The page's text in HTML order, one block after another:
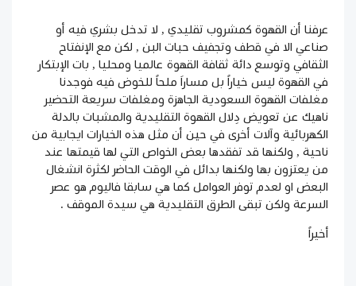
عرفنا أن القهوة كمشروب تقليدي , لا تدخل بشري فيه أو
صناعي الا في قطف وتجفيف حبات البن , لكن مع الإنفتاح
الثقافي وتوسع دائة ثقافة القهوة عالميا ومحليا , بات الإبتكار
في القهوة ليس خياراً بل مساراَ ملحاً للخوض فيه فوجدنا
مغلفات القهوة السعودية الجاهزة ومغلفات سريعة التحضير
ناهيك عن تعويض دِلال القهوة التقليدية والمشبات بالدلة
الكهربائية وآلات أخرى في حين أن مثل هذه الخيارات ايجابية من
ناحية , ولكنها قد تفقدها بعض الخواص التي لها قيمتها عند
من يعتزون بها ولكنها بدائل في الوقت الحاضر لكثرة انشغال
البعض او لعدم توفر العوامل كما هي سابقا فاليوم هو عصر
السرعة ولكن تبقى الطرق التقليدية هي سيدة الموقف .
أخيراً